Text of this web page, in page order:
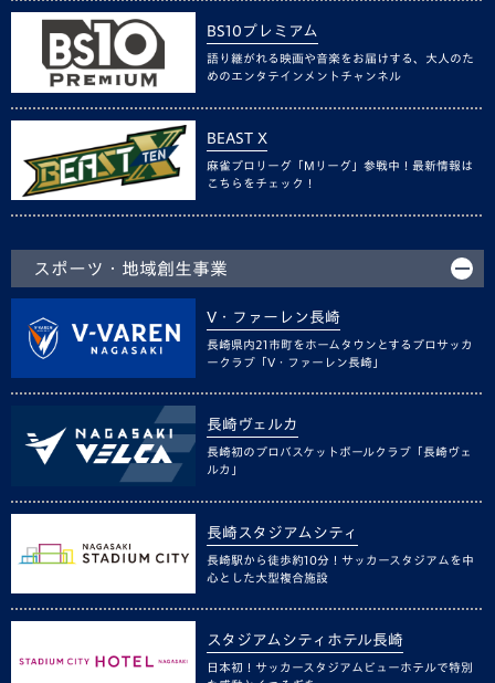
BS10プレミアム
語り継がれる映画や音楽をお届けする、大人のた
めのエンタテインメントチャンネル
BEAST X
麻雀プロリーグ「Mリーグ」参戦中！最新情報は
こちらをチェック！
スポーツ・地域創生事業
V・ファーレン長崎
長崎県内21市町をホームタウンとするプロサッカ
ークラブ「V・ファーレン長崎」
長崎ヴェルカ
長崎初のプロバスケットボールクラブ「長崎ヴェ
ルカ」
長崎スタジアムシティ
長崎駅から徒歩約10分！サッカースタジアムを中
心とした大型複合施設
スタジアムシティホテル長崎
日本初！サッカースタジアムビューホテルで特別